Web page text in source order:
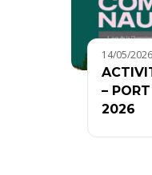
14/05/2026
–
2026